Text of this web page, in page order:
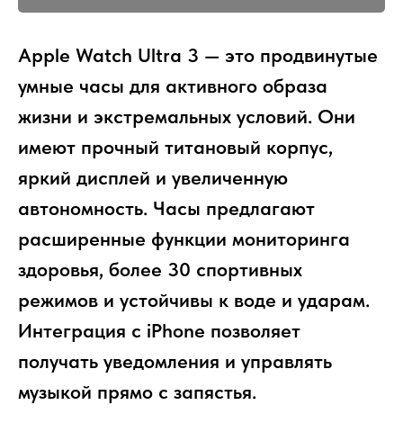
Apple Watch Ultra 3 — это продвинутые
умные часы для активного образа
жизни и экстремальных условий. Они
имеют прочный титановый корпус,
яркий дисплей и увеличенную
автономность. Часы предлагают
расширенные функции мониторинга
здоровья, более 30 спортивных
режимов и устойчивы к воде и ударам.
Интеграция с iPhone позволяет
получать уведомления и управлять
музыкой прямо с запястья.